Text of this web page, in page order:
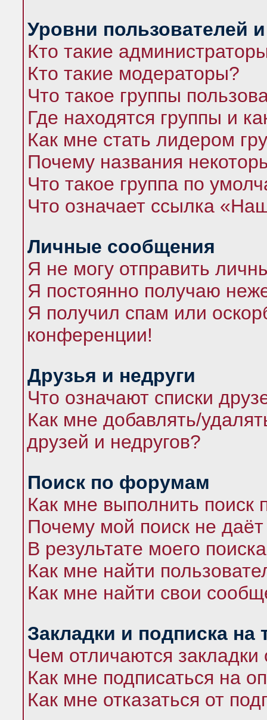
Уровни пользователей
Кто такие
Кто такие модераторы?
Что такое группы
Где находятся группы и
Как мне стать лидером
Почему названия
Что такое группа по
Что означает ссылка
Личные сообщения
Я не могу отправить
Я постоянно получаю
Я получил спам или
конференции!
Друзья и недруги
Что означают списки
Как мне добавлять/
друзей и недругов?
Поиск по форумам
Как мне выполнить
Почему мой поиск не даёт
В результате моего
Как мне найти
Как мне найти свои
Закладки и подписка на
Чем отличаются закладки
Как мне подписаться на
Как мне отказаться от